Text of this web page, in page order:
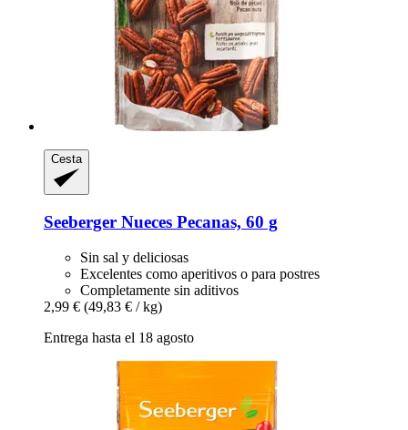
Cesta
Seeberger Nueces Pecanas, 60 g
Sin sal y deliciosas
Excelentes como aperitivos o para postres
Completamente sin aditivos
2,99 € (49,83 € / kg)
Entrega hasta el 18 agosto